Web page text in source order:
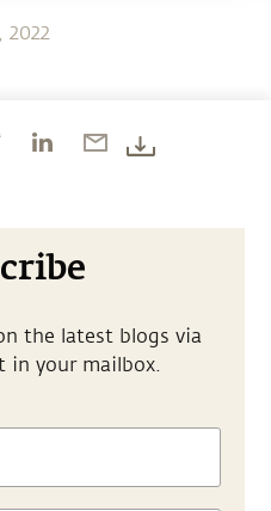
2022
the latest blogs via
in your mailbox.